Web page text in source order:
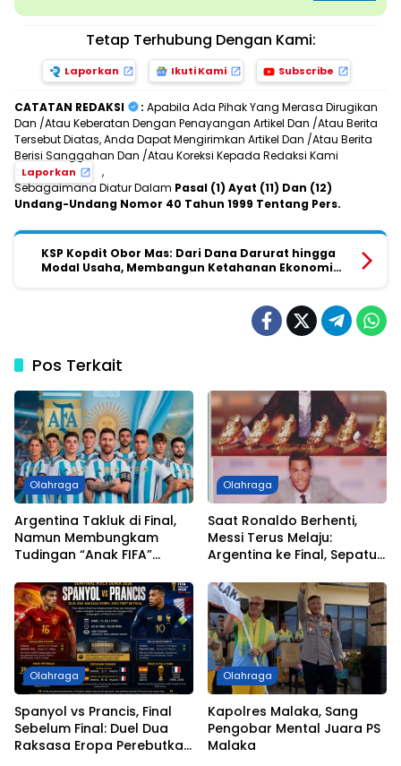
Tetap Terhubung Dengan Kami:
Laporkan Ikuti Kami Subscribe
CATATAN REDAKSI : Apabila Ada Pihak Yang Merasa Dirugikan
Dan /Atau Keberatan Dengan Penayangan Artikel Dan /Atau Berita
Tersebut Diatas, Anda Dapat Mengirimkan Artikel Dan /Atau Berita
Berisi Sanggahan Dan /Atau Koreksi Kepada Redaksi Kami
Laporkan
,
Sebagaimana Diatur Dalam Pasal (1) Ayat (11) Dan (12)
Undang-Undang Nomor 40 Tahun 1999 Tentang Pers.
KSP Kopdit Obor Mas: Dari Dana Darurat hingga
Modal Usaha, Membangun Ketahanan Ekonomi
Pos Terkait
Olahraga
Argentina Takluk di Final,
Namun Membungkam
Tudingan “Anak FIFA”
Partai Puncak
Olahraga
Saat Ronaldo Berhenti,
Messi Terus Melaju:
Argentina ke Final, Sepatu
Lagi
Olahraga
Spanyol vs Prancis, Final
Sebelum Final: Duel Dua
Raksasa Eropa Perebutkan
Olahraga
Kapolres Malaka, Sang
Pengobar Mental Juara PS
Malaka